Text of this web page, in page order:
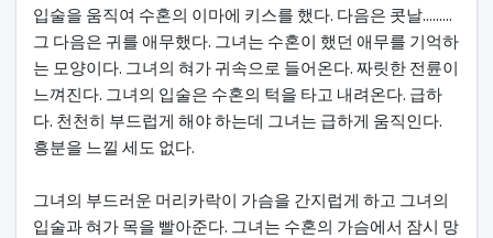
입술을 움직여 수혼의 이마에 키스를 했다. 다음은 콧날.........
그 다음은 귀를 애무했다. 그녀는 수혼이 했던 애무를 기억하
는 모양이다. 그녀의 혀가 귀속으로 들어온다. 짜릿한 전륜이
느껴진다. 그녀의 입술은 수혼의 턱을 타고 내려온다. 급하
다. 천천히 부드럽게 해야 하는데 그녀는 급하게 움직인다.
흥분을 느낄 세도 없다.
그녀의 부드러운 머리카락이 가슴을 간지럽게 하고 그녀의
입술과 혀가 목을 빨아준다. 그녀는 수혼의 가슴에서 잠시 망